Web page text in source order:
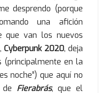
desprendo (porque
una afición
que van los nuevos
Cyberpunk 2020, deja
(principalmente en la
noche”) que aquí no
Fierabrás, que el